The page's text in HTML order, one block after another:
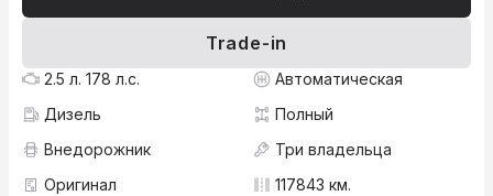
Trade-in
2.5 л. 178 л.с.
Автоматическая
Дизель
Полный
Внедорожник
Три владельца
Оригинал
117843 км.